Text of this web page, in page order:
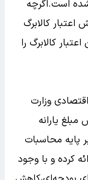
است.اگرچه
کالابرگ
کالابرگ را
وزارت
یارانه
پایه محاسبات
کرده و با وجود